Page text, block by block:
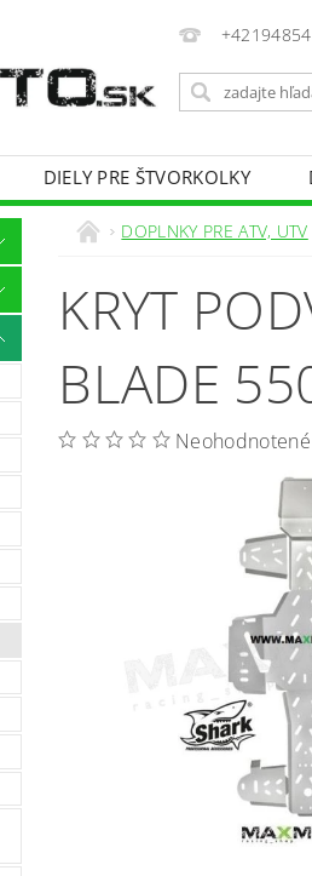
DIELY PRE ŠTVORKOLKY
KONTAKTY DOPLNKY PRE ATV, UTV
KRYT
BLADE
Neohodnotené